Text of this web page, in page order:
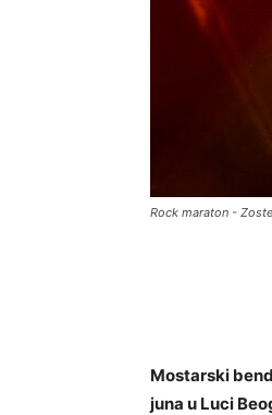
Rock maraton -
Mostarski
juna u Luci